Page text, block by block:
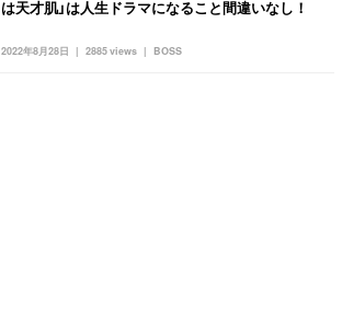
2022年8月28日 BOSS
2885 views
は天才肌」は人生ドラマになること間違いなし！